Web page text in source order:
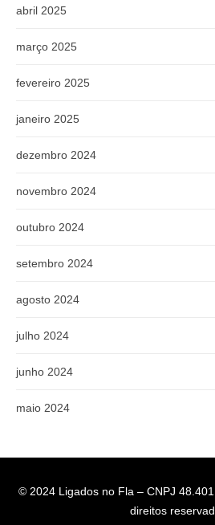
abril 2025
março 2025
fevereiro 2025
janeiro 2025
dezembro 2024
novembro 2024
outubro 2024
setembro 2024
agosto 2024
julho 2024
junho 2024
maio 2024
© 2024 Ligados no Fla – CNPJ
direitos